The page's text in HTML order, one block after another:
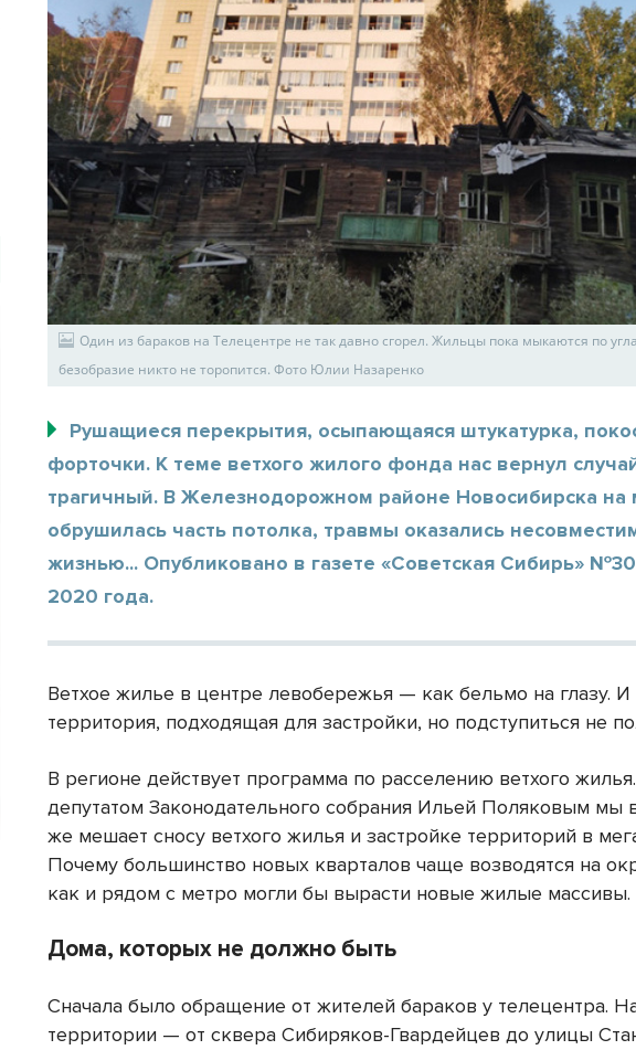
Один из бараков на Телецентре не так давно сгорел. Жильцы пока мыкаются по
безобразие никто не торопится. Фото Юлии Назаренко
Рушащиеся перекрытия, осыпающаяся штукатурка,
форточки. К теме ветхого жилого фонда нас вернул
трагичный. В Железнодорожном районе Новосибирска на
обрушилась часть потолка, травмы оказались
жизнью... Опубликовано в газете «Советская Сибирь»
2020 года.
Ветхое жилье в центре левобережья — как бельмо на глазу.
территория, подходящая для застройки, но подступиться не
В регионе действует программа по расселению ветхого
депутатом Законодательного собрания Ильей Поляковым мы
же мешает сносу ветхого жилья и застройке территорий в
Почему большинство новых кварталов чаще возводятся на
как и рядом с метро могли бы вырасти новые жилые массивы.
Дома, которых не должно быть
Сначала было обращение от жителей бараков у телецентра.
территории — от сквера Сибиряков-Гвардейцев до улицы